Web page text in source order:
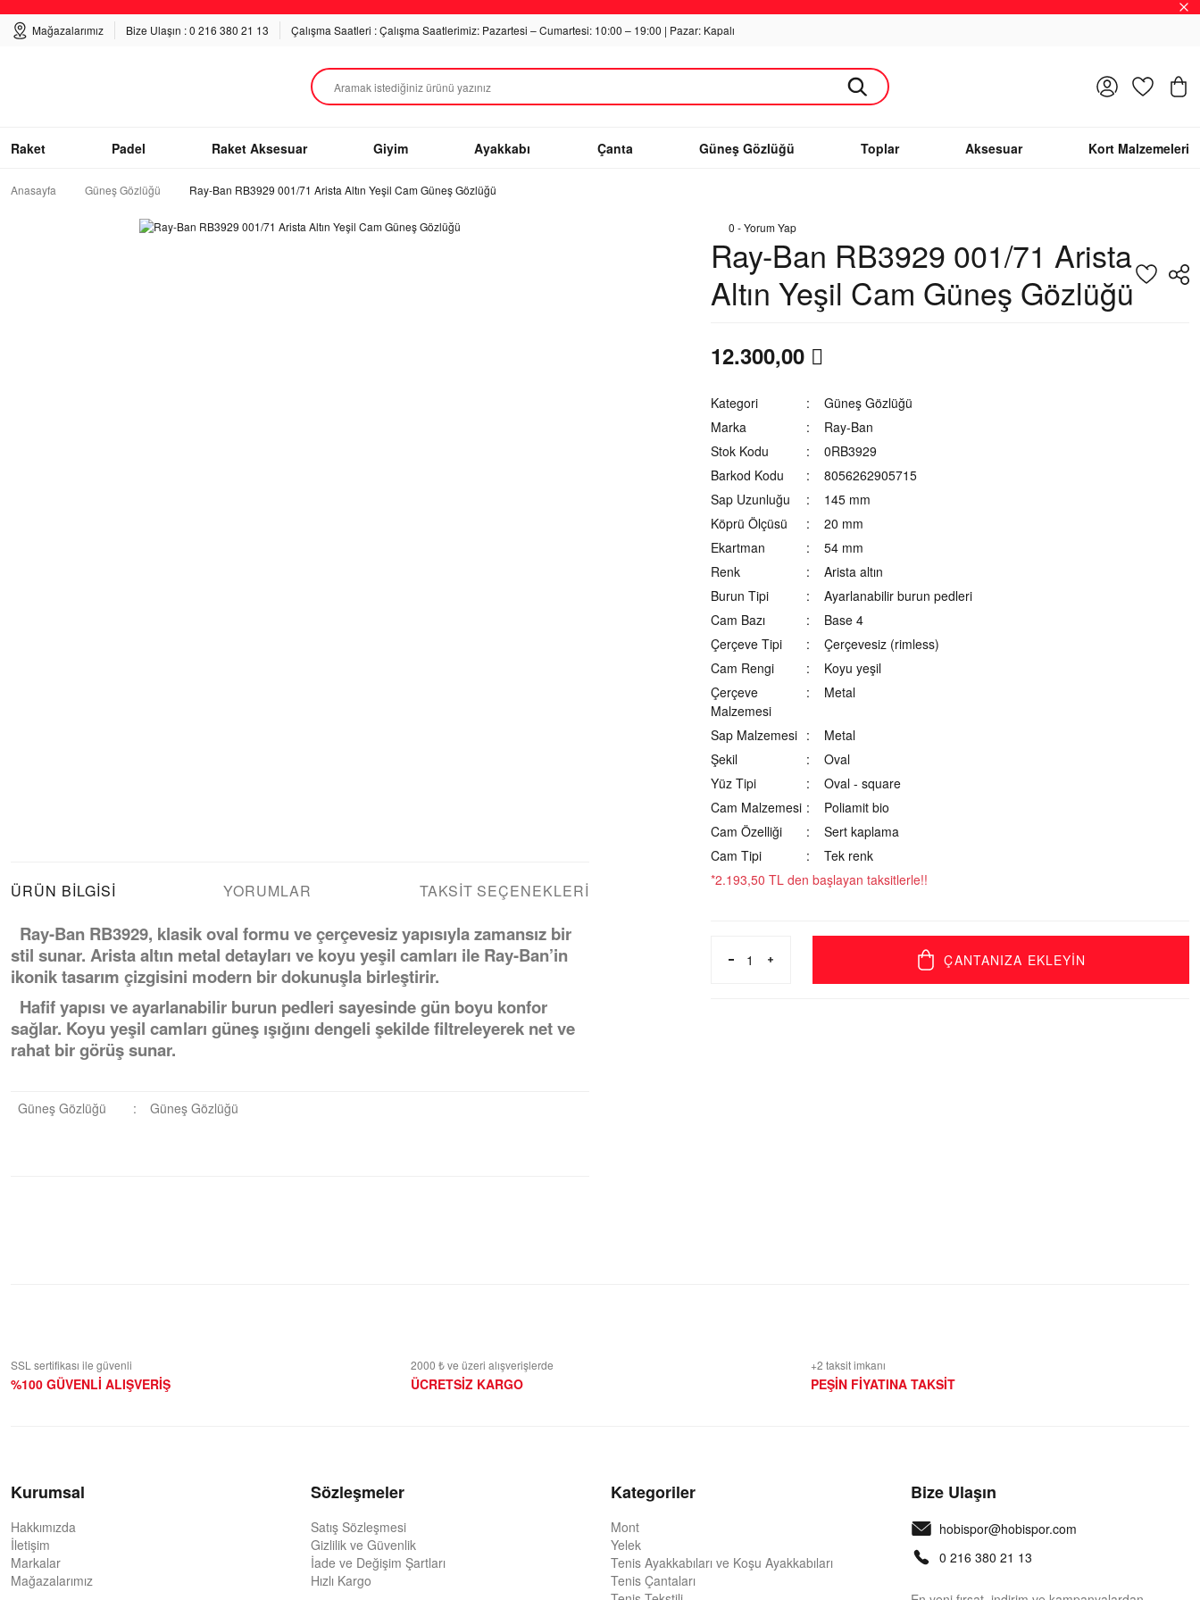
Mağazalarımız Bize Ulaşın : 0 216 380 21 13 Çalışma Saatleri : Çalışma Saatlerimiz: Pazartesi – Cumartesi: 10:00 – 19:00 | Pazar: Kapalı
Giriş Yap
Raket Padel Raket Aksesuar Giyim Ayakkabı Çanta Güneş Gözlüğü Toplar Aksesuar Kort Malzemeleri
Anasayfa Güneş Gözlüğü Ray-Ban RB3929 001/71 Arista Altın Yeşil Cam Güneş Gözlüğü
ÜRÜN BILGISI YORUMLAR TAKSIT SEÇENEKLERI
Ray-Ban RB3929, klasik oval formu ve çerçevesiz yapısıyla zamansız bir
stil sunar. Arista altın metal detayları ve koyu yeşil camları ile Ray-Ban’in
ikonik tasarım çizgisini modern bir dokunuşla birleştirir.
Hafif yapısı ve ayarlanabilir burun pedleri sayesinde gün boyu konfor
sağlar. Koyu yeşil camları güneş ışığını dengeli şekilde filtreleyerek net ve
rahat bir görüş sunar.
Güneş Gözlüğü : Güneş Gözlüğü
0 - Yorum Yap
Ray-Ban RB3929 001/71 Arista
Altın Yeşil Cam Güneş Gözlüğü
12.300,00
Kategori
Güneş Gözlüğü
Marka
Ray-Ban
Stok Kodu
0RB3929
Barkod Kodu
8056262905715
Sap Uzunluğu
145 mm
Köprü Ölçüsü
20 mm
Ekartman
54 mm
Renk
Arista altın
Burun Tipi
Ayarlanabilir burun pedleri
Cam Bazı
Base 4
Çerçeve Tipi
Çerçevesiz (rimless)
Cam Rengi
Koyu yeşil
Çerçeve
Malzemesi
Metal
Sap Malzemesi
Metal
Şekil
Oval
Yüz Tipi
Oval - square
Cam Malzemesi
Poliamit bio
Cam Özelliği
Sert kaplama
Cam Tipi
Tek renk
*2.193,50 TL den başlayan taksitlerle!!
ÇANTANIZA EKLEYİN
SSL sertifikası ile güvenli
%100 GÜVENLİ ALIŞVERİŞ
2000 ₺ ve üzeri alışverişlerde
ÜCRETSİZ KARGO
+2 taksit imkanı
PEŞİN FİYATINA TAKSİT
Kurumsal
Hakkımızda
İletişim
Markalar
Mağazalarımız
Sözleşmeler
Satış Sözleşmesi
Gizlilik ve Güvenlik
İade ve Değişim Şartları
Hızlı Kargo
Kategoriler
Mont
Yelek
Tenis Ayakkabıları ve Koşu Ayakkabıları
Tenis Çantaları
Bize Ulaşın
hobispor@hobispor.com
0 216 380 21 13